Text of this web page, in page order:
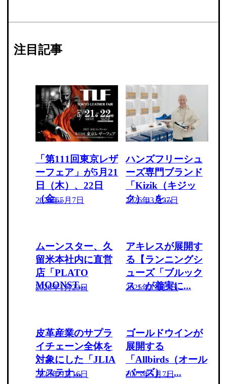
注目記事
「第111回東京レザ
ーフェア」が5月21
日（木）、22日
（金...
2026年5月7日
ハンズフリーシュ
ーズ専門ブランド
「Kizik（キジッ
ク）」を...
2026年3月27日
ムーンスター、久
留米本社内に直営
店「PLATO
MOONST...
2026年1月23日
アキレスが展開す
る【ランニングシ
ューズ「ブルック
ス」が着実に...
2025年11月5日
皮革産業のサプラ
イチェーン全体を
対象にした「JLIA
サステナ...
2025年9月16日
ゴールドウインが
展開する
「Allbirds（オール
バーズ）」...
2025年5月7日